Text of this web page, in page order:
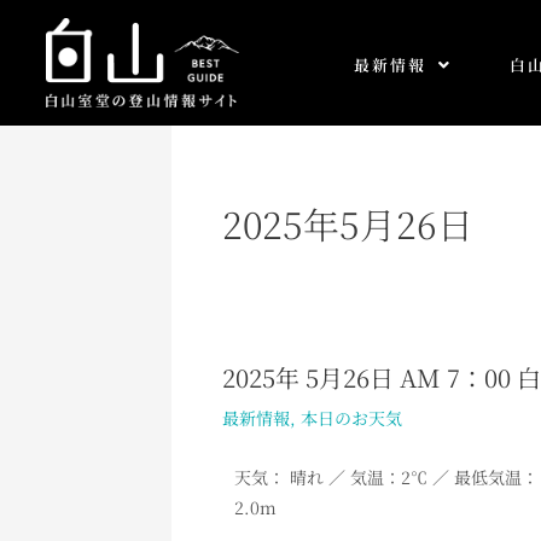
最新情報 白
2025年5月26日
2025年 5月26日 AM 7：00
最新情報, 本日のお天気
天気： 晴れ ／ 気温：2℃ ／ 最低気温
2.0m
2025
年
月
26